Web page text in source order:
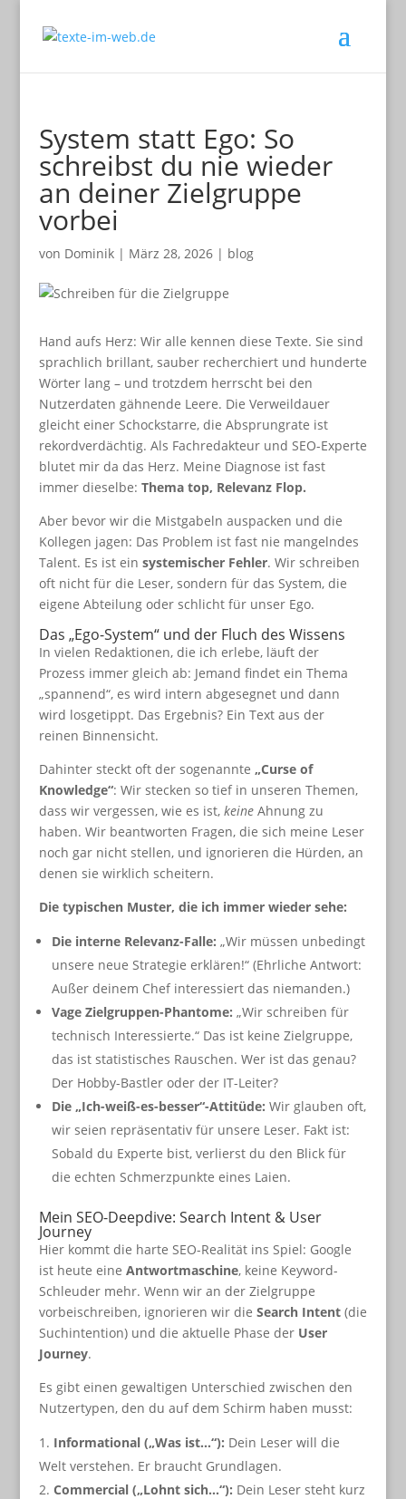
System statt Ego: So
schreibst du nie wieder
an deiner Zielgruppe
vorbei
von Dominik| März 28, 2026| blog
Hand aufs Herz: Wir alle kennen diese Texte. Sie sind
sprachlich brillant, sauber recherchiert und hunderte
Wörter lang – und trotzdem herrscht bei den
Nutzerdaten gähnende Leere. Die Verweildauer
gleicht einer Schockstarre, die Absprungrate ist
rekordverdächtig. Als Fachredakteur und SEO-Experte
blutet mir da das Herz. Meine Diagnose ist fast
immer dieselbe: Thema top, Relevanz Flop.
Aber bevor wir die Mistgabeln auspacken und die
Kollegen jagen: Das Problem ist fast nie mangelndes
Talent. Es ist ein systemischer Fehler. Wir schreiben
oft nicht für die Leser, sondern für das System, die
eigene Abteilung oder schlicht für unser Ego.
Das „Ego-System“ und der Fluch des Wissens
In vielen Redaktionen, die ich erlebe, läuft der
Prozess immer gleich ab: Jemand findet ein Thema
„spannend“, es wird intern abgesegnet und dann
wird losgetippt. Das Ergebnis? Ein Text aus der
reinen Binnensicht.
Dahinter steckt oft der sogenannte „Curse of
Knowledge“: Wir stecken so tief in unseren Themen,
dass wir vergessen, wie es ist, keineAhnung zu
haben. Wir beantworten Fragen, die sich meine Leser
noch gar nicht stellen, und ignorieren die Hürden, an
denen sie wirklich scheitern.
Die typischen Muster, die ich immer wieder sehe:
Die interne Relevanz-Falle: „Wir müssen unbedingt
unsere neue Strategie erklären!“ (Ehrliche Antwort:
Außer deinem Chef interessiert das niemanden.)
Vage Zielgruppen-Phantome: „Wir schreiben für
technisch Interessierte.“ Das ist keine Zielgruppe,
das ist statistisches Rauschen. Wer ist das genau?
Der Hobby-Bastler oder der IT-Leiter?
Die „Ich-weiß-es-besser“-Attitüde: Wir glauben oft,
wir seien repräsentativ für unsere Leser. Fakt ist:
Sobald du Experte bist, verlierst du den Blick für
die echten Schmerzpunkte eines Laien.
Mein SEO-Deepdive: Search Intent & User
Journey
Hier kommt die harte SEO-Realität ins Spiel: Google
ist heute eine Antwortmaschine, keine Keyword-
Schleuder mehr. Wenn wir an der Zielgruppe
vorbeischreiben, ignorieren wir die Search Intent(die
Suchintention) und die aktuelle Phase der User
Journey.
Es gibt einen gewaltigen Unterschied zwischen den
Nutzertypen, den du auf dem Schirm haben musst:
Informational („Was ist…“): Dein Leser will die
Welt verstehen. Er braucht Grundlagen.
Commercial („Lohnt sich…“): Dein Leser steht kurz